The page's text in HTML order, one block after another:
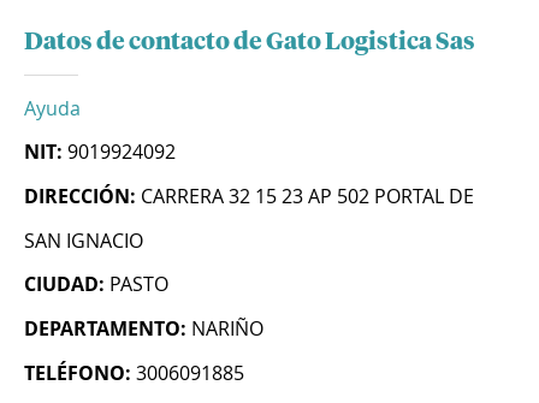
Datos de contacto de Gato Logistica Sas
Ayuda
NIT: 9019924092
DIRECCIÓN: CARRERA 32 15 23 AP 502 PORTAL DE
SAN IGNACIO
CIUDAD: PASTO
DEPARTAMENTO: NARIÑO
TELÉFONO: 3006091885